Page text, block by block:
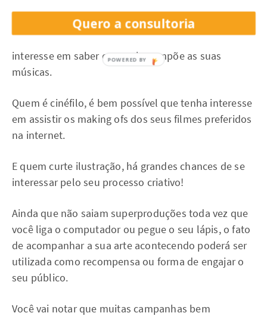
também se interessam pela forma como ele é feito.
Quem é fã de algum cantor, certamente tem
interesse em saber como ele compõe as suas
músicas.
Quem é cinéfilo, é bem possível que tenha interesse
em assistir os making ofs dos seus filmes preferidos
na internet.
E quem curte ilustração, há grandes chances de se
interessar pelo seu processo criativo!
Ainda que não saiam superproduções toda vez que
você liga o computador ou pegue o seu lápis, o fato
de acompanhar a sua arte acontecendo poderá ser
utilizada como recompensa ou forma de engajar o
seu público.
Você vai notar que muitas campanhas bem
Quero a consultoria